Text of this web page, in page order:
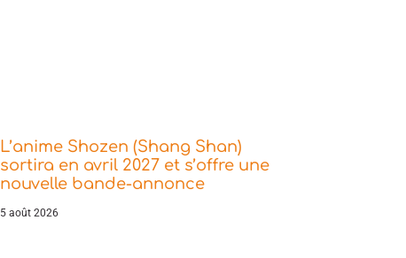
L’anime Shozen (Shang Shan)
sortira en avril 2027 et s’offre une
nouvelle bande-annonce
5 août 2026